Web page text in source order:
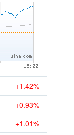
+1.42%
+0.93%
+1.01%